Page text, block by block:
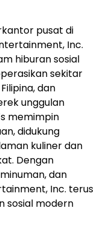
pusat di
Inc.
hiburan sosial
sekitar
dan
unggulan
memimpin
didukung
kuliner dan
Dengan
dan
Inc. terus
sosial modern